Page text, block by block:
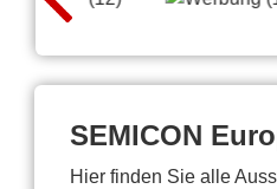
SEMICON
Hier finden Sie alle